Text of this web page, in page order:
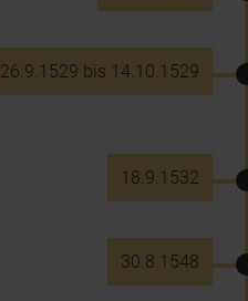
26.9.1529 bis 14.10.1529
18.9.1532
30.8.1548